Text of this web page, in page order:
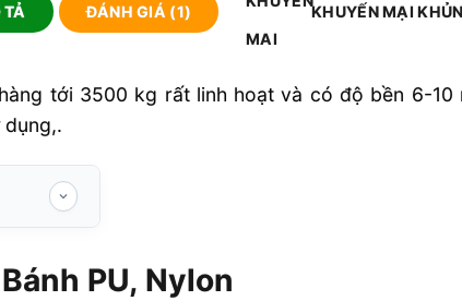
TẢ ĐÁNH GIÁ (1) KHUYẾN MẠI
tới 3500 kg rất linh hoạt và có độ bền 6-
PU, Nylon